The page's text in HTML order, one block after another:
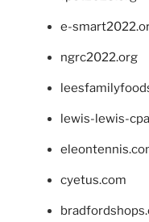
e-
ngrc2022.org
lewis-lewis-
cyetus.com